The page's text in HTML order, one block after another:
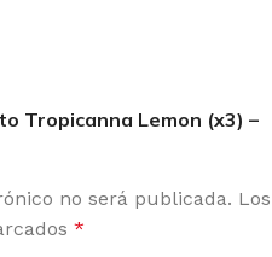
Tropicanna Lemon (x3) –
no será publicada. Los
*